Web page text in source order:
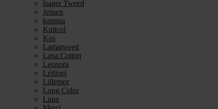
Isager Tweed
Jensen
kamma
Knitcol
Kos
Lamatweed
Lana Cotton
Leonora
Léttlopi
Lillemor
Long Color
Luna